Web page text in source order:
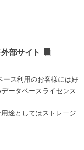
部サイト
ース利用のお客様には好
ータベースライセンス
途としてはストレージ